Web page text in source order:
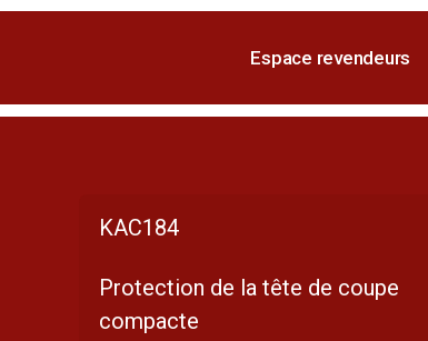
Espace revendeurs
KAC184
Protection de la tête de coupe
compacte